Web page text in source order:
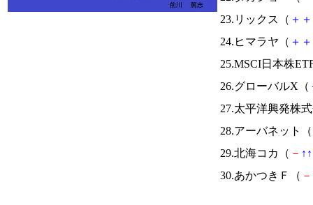
23.リックス（ ＋ ＋
24.ヒマラヤ（ ＋ ＋
25.MSCI日本株
26.グローバルX（
27.太平洋興発株
28.アーバネット（
29.北海コカ（ － ↑ ↑
30.あかつきＦ（ －